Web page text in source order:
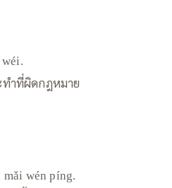
ทำที่ผิดกฎหมาย
wén píng.